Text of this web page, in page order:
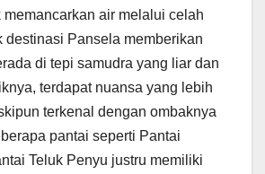
memancarkan air melalui celah
destinasi Pansela memberikan
di tepi samudra yang liar dan
terdapat nuansa yang lebih
terkenal dengan ombaknya
pantai seperti Pantai
Teluk Penyu justru memiliki